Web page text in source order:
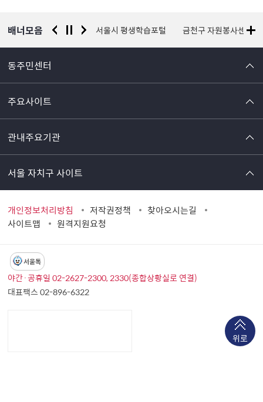
배너모음
경찰청 유실물 통합포털 서울시 평생학습포털 금천구 자원봉사센터
동주민센터
주요사이트
관내주요기관
서울 자치구 사이트
개인정보처리방침 저작권정책
찾아오시는길
사이트맵
원격지원요청
위로
서울톡
야간·공휴일 02-2627-2300, 2330(종합상황실로 연결)
대표팩스 02-896-6322